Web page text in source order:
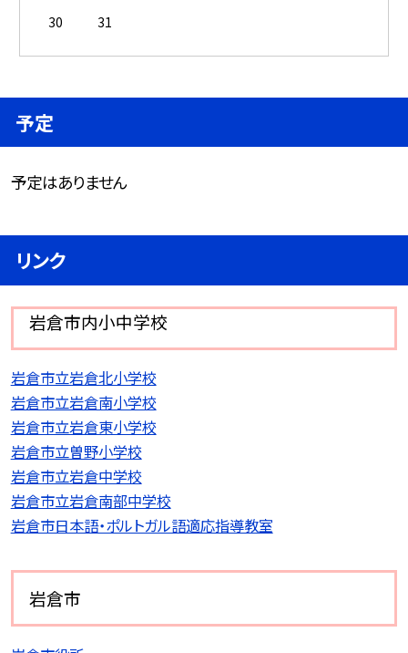
30
31
予定
予定はありません
リンク
岩倉市内小中学校
岩倉市立岩倉北小学校
岩倉市立岩倉南小学校
岩倉市立岩倉東小学校
岩倉市立曽野小学校
岩倉市立岩倉中学校
岩倉市立岩倉南部中学校
岩倉市日本語・ポルトガル語適応指導教室
岩倉市